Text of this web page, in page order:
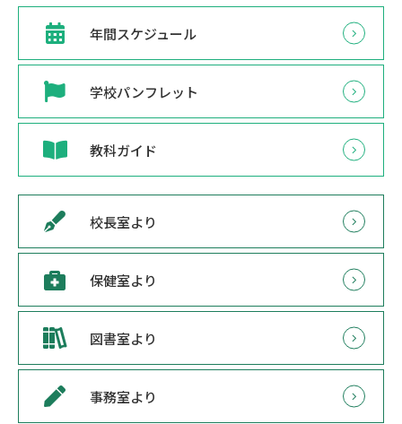
年間スケジュール
学校パンフレット
教科ガイド
校長室より
保健室より
図書室より
事務室より